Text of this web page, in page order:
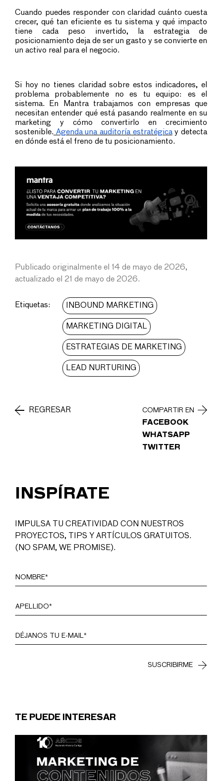
Cuando puedes responder con claridad cuánto cuesta
crecer, qué tan eficiente es tu sistema y qué impacto
tiene cada peso invertido, la estrategia de
posicionamiento deja de ser un gasto y se convierte en
un activo real para el negocio.
Si hoy no tienes claridad sobre estos indicadores, el
problema probablemente no es tu equipo: es el
sistema. En Mantra trabajamos con empresas que
necesitan entender qué está pasando realmente en su
marketing y cómo convertirlo en crecimiento
sostenible. Agenda una auditoría estratégicay detecta
en dónde está el freno de tu posicionamiento.
Publicado originalmente el 14 de mayo de 2026,
actualizado el 21 de mayo de 2026.
Etiquetas: INBOUND MARKETING
MARKETING DIGITAL
ESTRATEGIAS DE MARKETING
LEAD NURTURING
REGRESAR
COMPARTIR EN
FACEBOOK
WHATSAPP
TWITTER
INSPÍRATE
IMPULSA TU CREATIVIDAD CON NUESTROS
PROYECTOS, TIPS Y ARTÍCULOS GRATUITOS.
(NO SPAM, WE PROMISE).
TE PUEDE INTERESAR